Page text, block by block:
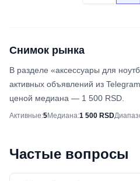
Снимок рынка
В разделе «аксессуары для
активных объявлений из
ценой медиана — 1 500 RSD.
Снимок рынка
Активные:5Медиана:1 500 RSD
Частые вопросы